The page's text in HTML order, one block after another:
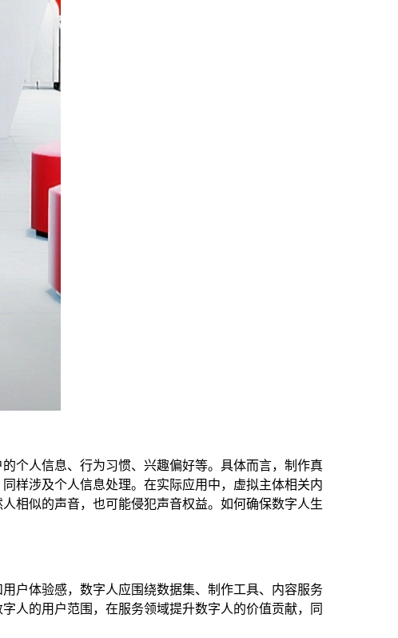
个人信息、行为习惯、兴趣偏好等。具体而言，制作真
样涉及个人信息处理。在实际应用中，虚拟主体相关内
相似的声音，也可能侵犯声音权益。如何确保数字人生
户体验感，数字人应围绕数据集、制作工具、内容服务
人的用户范围，在服务领域提升数字人的价值贡献，同